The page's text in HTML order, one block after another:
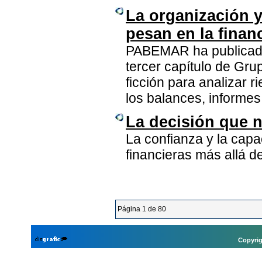
La organización
pesan en la
PABEMAR ha
tercer capítulo de
ficción para analizar
los balances,
La decisión que
La confianza y la
financieras más allá
Página 1 de 80